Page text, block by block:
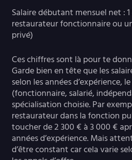
Salaire débutant mensuel net :
restaurateur fonctionnaire ou
privé)
Ces chiffres sont là pour te
Garde bien en tête que les
selon les années d’expérience,
(fonctionnaire, salarié,
spécialisation choisie. Par
restaurateur dans la fonction
toucher de 2 300 € à 3 000 €
années d’expérience. Mais
d’être constant car cela varie